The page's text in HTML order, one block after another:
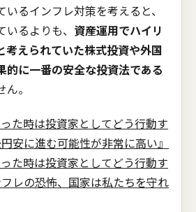
るインフレ対策を考えると、
るよりも、 資産運用でハイリ
考えられていた株式投資や外国
的に一番の安全な投資法である
。
た時は投資家としてどう行動す
安に進む可能性が非常に高い』
た時は投資家としてどう行動す
レの恐怖、国家は私たちを守れ